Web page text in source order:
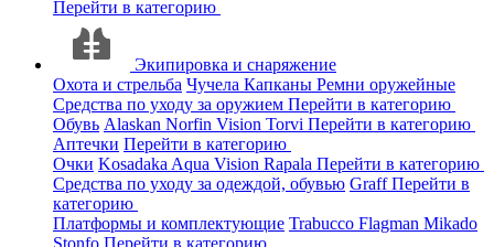
Перейти в категорию
Экипировка и снаряжение
Охота и стрельба Чучела Капканы Ремни оружейные
Средства по уходу за оружием Перейти в категорию
Обувь Alaskan Norfin Vision Torvi Перейти в категорию
Аптечки Перейти в категорию
Очки Kosadaka Aqua Vision Rapala Перейти в категорию
Средства по уходу за одеждой, обувью GraffПерейти в
категорию
Платформы и комплектующие Trabucco Flagman Mikado
Stonfo Перейти в категорию